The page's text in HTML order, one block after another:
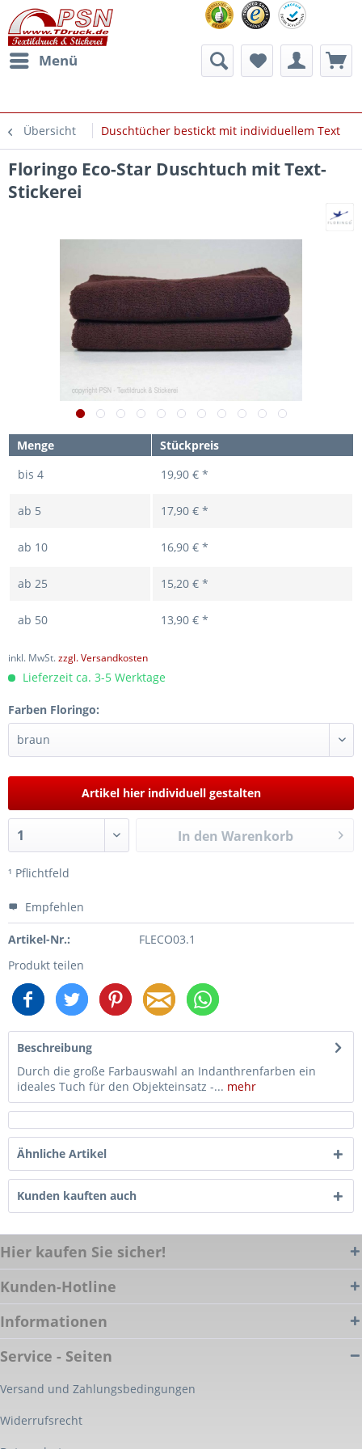
Menü
Übersicht Duschtücher bestickt mit individuellem Text
Floringo Eco-Star Duschtuch mit Text-
Stickerei
Menge
Stückpreis
bis 4 19,90 € *
ab 5 17,90 € *
ab 10 16,90 € *
ab 25 15,20 € *
ab 50 13,90 € *
inkl. MwSt.zzgl. Versandkosten
Lieferzeit ca. 3-5 Werktage
Farben Floringo:
Artikel hier individuell gestalten
In den Warenkorb
¹ Pflichtfeld
Empfehlen
Artikel-Nr.:
FLECO03.1
Produkt teilen
Beschreibung
Durch die große Farbauswahl an Indanthrenfarben ein
ideales Tuch für den Objekteinsatz -... mehr
Ähnliche Artikel
Kunden kauften auch
Hier kaufen Sie sicher!
Kunden-Hotline
Informationen
Service - Seiten
Versand und Zahlungsbedingungen
Widerrufsrecht